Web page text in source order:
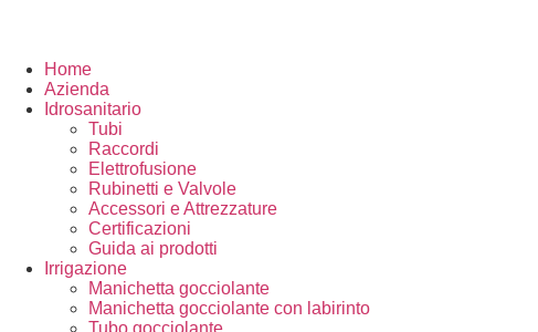
Home
Azienda
Idrosanitario
Tubi
Raccordi
Elettrofusione
Rubinetti e Valvole
Accessori e Attrezzature
Certificazioni
Guida ai prodotti
Irrigazione
Manichetta gocciolante
Manichetta gocciolante con labirinto
Tubo gocciolante